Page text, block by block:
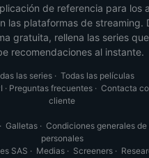
de referencia para los
las plataformas de streaming.
gratuita, rellena las series
recomendaciones al instante.
las series· Todas las películas
· Preguntas frecuentes· Contacta
cliente
· Galletas· Condiciones generales de
personales
SAS · Medias· Screeners·